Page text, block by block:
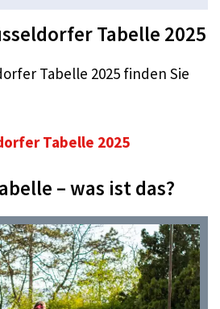
Tabelle 2025
Tabelle 2025 finden Sie
Tabelle 2025
– was ist das?